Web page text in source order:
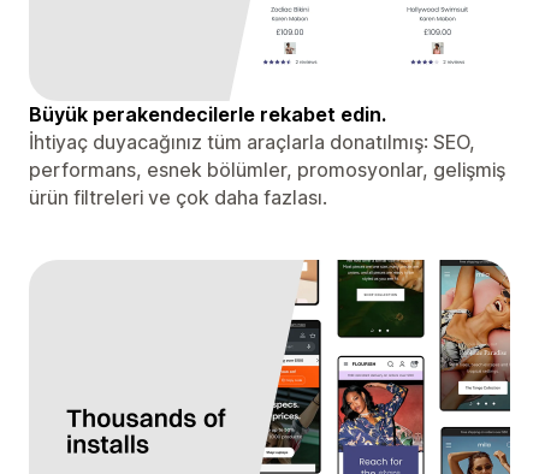
Büyük perakendecilerle rekabet edin.
İhtiyaç duyacağınız tüm araçlarla donatılmış: SEO,
performans, esnek bölümler, promosyonlar, gelişmiş
ürün filtreleri ve çok daha fazlası.